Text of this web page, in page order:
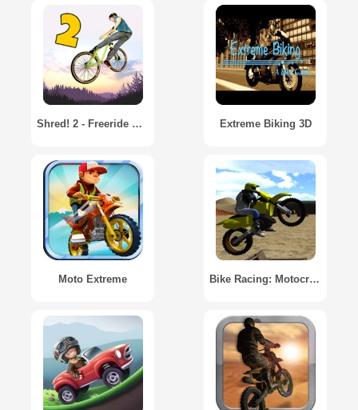
Shred! 2 - Freeride Mountain Biking Extreme Biking 3D
Moto Extreme Bike Racing: Motocross 3D